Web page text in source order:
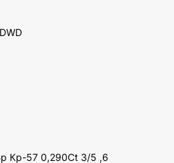
Кр-57 0,290Ct 3/5 ,6